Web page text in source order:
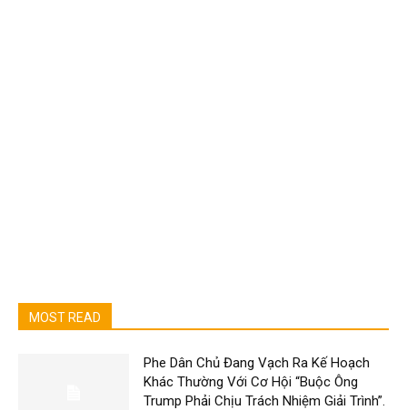
MOST READ
Phe Dân Chủ Đang Vạch Ra Kế Hoạch
Khác Thường Với Cơ Hội “Buộc Ông
Trump Phải Chịu Trách Nhiệm Giải Trình”.